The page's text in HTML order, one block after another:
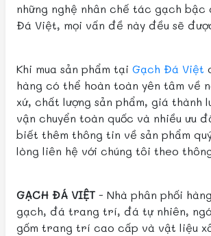
những nghệ nhân chế tác gạch bậc
Đá Việt, mọi vấn đề này đều sẽ
Khi mua sản phẩm tại Gạch Đá Việt
hàng có thể hoàn toàn yên tâm về
xứ, chất lượng sản phẩm, giá thành
vận chuyển toàn quốc và nhiều ưu
biết thêm thông tin về sản phẩm
lòng liên hệ với chúng tôi theo
GẠCH ĐÁ VIỆT - Nhà phân phối
gạch, đá trang trí, đá tự nhiên,
gốm trang trí cao cấp và vật liệu